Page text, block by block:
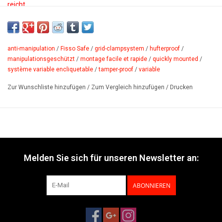
reicht
Variablesraster-klemmsystem
schnelle und bequeme Montage. PVC-scheiben sorgen für satte
Auflage und halten die köpfe im Paneel. Metallklemmen sichern
das Paneel im Halter gegen Manipulation.
Wandabstand: 22 mm. Plattenstärke bis max. 12 mm.
PDF
anti-manipulation / Fisso Safe / grid-clampsystem / hufterproof /
manipulationsgeschützt / montage facile et rapide / quickly mounted /
système variable encliquetable /tamper-proof / variable
Zur Wunschliste hinzufügen / Zum Vergleich hinzufügen / Drucken
Melden Sie sich für unseren Newsletter an:
ABONNIEREN